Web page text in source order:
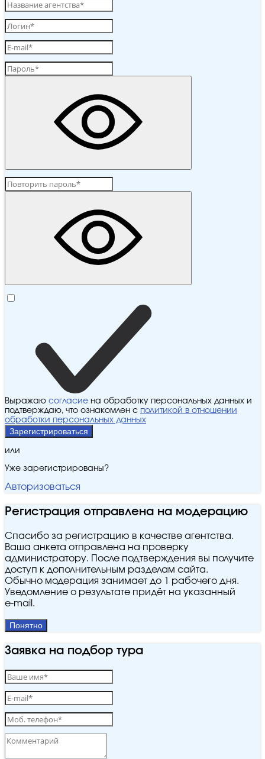
Выражаю согласие на обработку персональных данных и
подтверждаю, что ознакомлен с политикой в отношении
обработки персональных данных
Зарегистрироваться
или
Уже зарегистрированы?
Авторизоваться
Регистрация отправлена на модерацию
Спасибо за регистрацию в качестве агентства.
Ваша анкета отправлена на проверку
администратору. После подтверждения вы получите
доступ к дополнительным разделам сайта.
Обычно модерация занимает до 1 рабочего дня.
Уведомление о результате придёт на указанный
e‑mail.
Понятно
Заявка на подбор тура